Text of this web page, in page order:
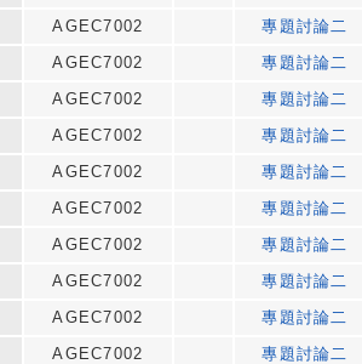
AGEC7002
專題討論二
AGEC7002
專題討論二
AGEC7002
專題討論二
AGEC7002
專題討論二
AGEC7002
專題討論二
AGEC7002
專題討論二
AGEC7002
專題討論二
AGEC7002
專題討論二
AGEC7002
專題討論二
AGEC7002
專題討論二